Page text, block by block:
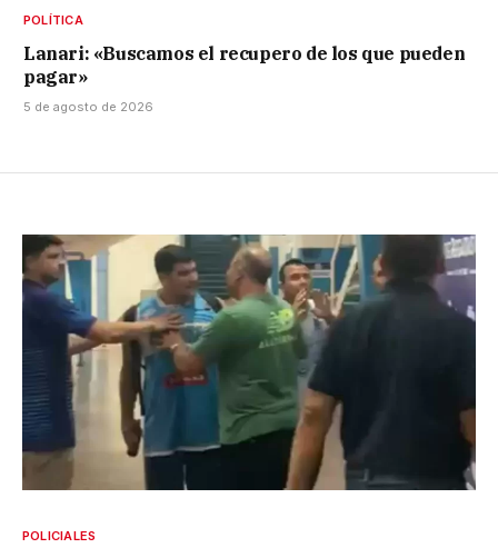
POLÍTICA
Lanari: «Buscamos el recupero de los que pueden
pagar»
5 de agosto de 2026
POLICIALES